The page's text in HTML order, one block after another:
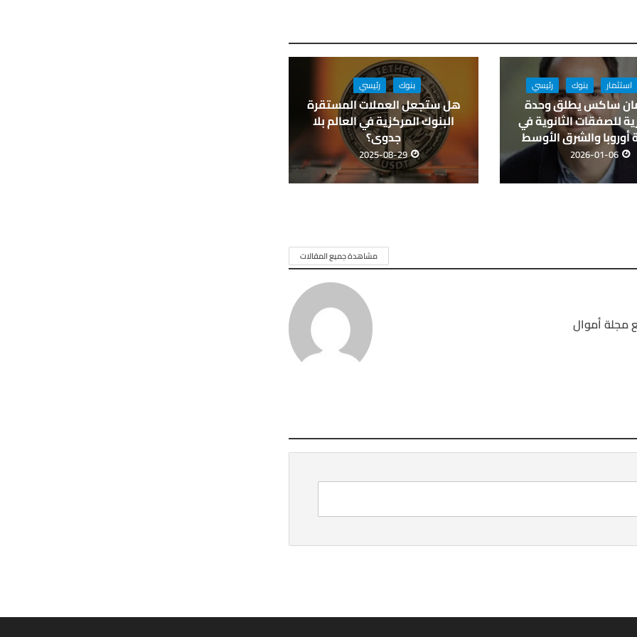
استثمار بنوك رئيسي
ساكس يطلق وحدة
للصفقات الثانوية في
والشرق الأوسط
2026-01-06
بنوك رئيسي
هل ستجعل العملات المستقرة
البنوك المركزية في العالم بلا
جدوى؟
2025-08-29
مشاهدة جميع المقالات
مجلة أموال